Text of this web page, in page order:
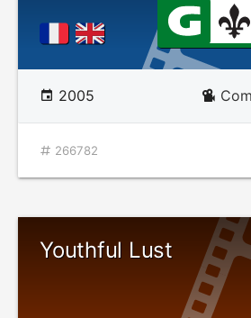
2005
266782
Youthful Lust